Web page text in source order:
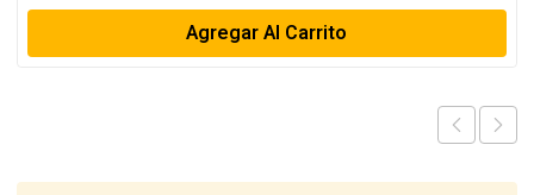
Agregar Al Carrito